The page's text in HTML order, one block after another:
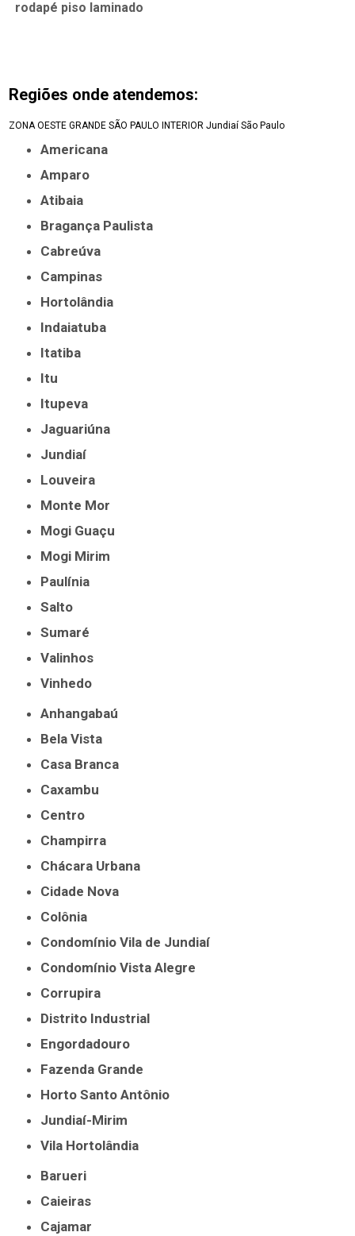
rodapé piso laminado
Regiões onde atendemos:
ZONA OESTE GRANDE SÃO PAULO INTERIOR Jundiaí São Paulo
Americana
Amparo
Atibaia
Bragança Paulista
Cabreúva
Campinas
Hortolândia
Indaiatuba
Itatiba
Itu
Itupeva
Jaguariúna
Jundiaí
Louveira
Monte Mor
Mogi Guaçu
Mogi Mirim
Paulínia
Salto
Sumaré
Valinhos
Vinhedo
Anhangabaú
Bela Vista
Casa Branca
Caxambu
Centro
Champirra
Chácara Urbana
Cidade Nova
Colônia
Condomínio Vila de Jundiaí
Condomínio Vista Alegre
Corrupira
Distrito Industrial
Engordadouro
Fazenda Grande
Horto Santo Antônio
Jundiaí-Mirim
Vila Hortolândia
Barueri
Caieiras
Cajamar